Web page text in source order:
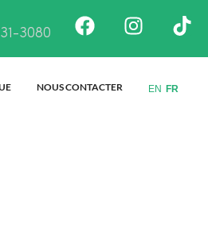
3080 Facebook
NOUS CONTACTER EN FR